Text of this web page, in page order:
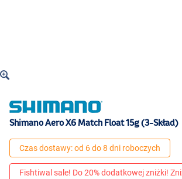
Shimano Aero X6 Match Float 15g (3-Skład)
Czas dostawy: od 6 do 8 dni roboczych
Fishtiwal sale! Do 20% dodatkowej zniżki!